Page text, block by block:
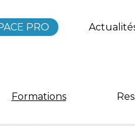
PRO
Formations